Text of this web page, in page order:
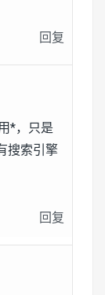
回复
*，只是
搜索引擎
回复